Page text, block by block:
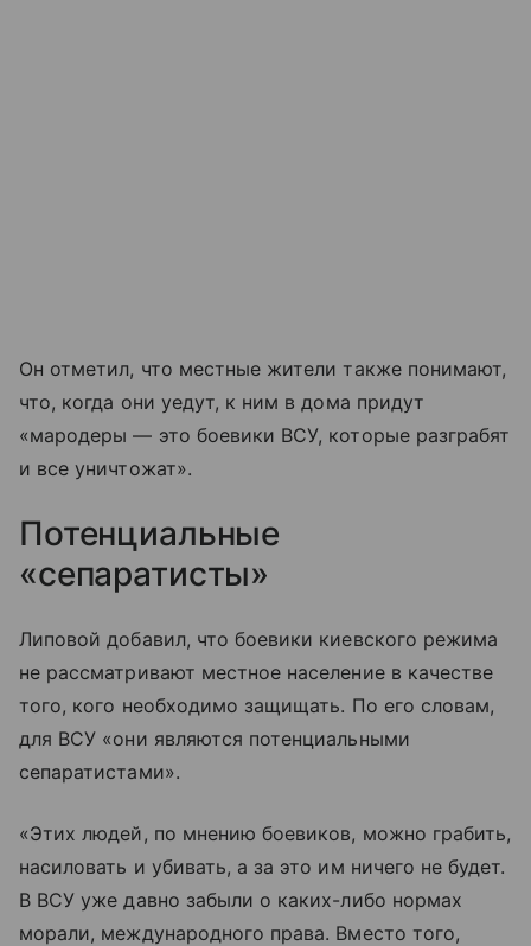
Он отметил, что местные жители также понимают,
что, когда они уедут, к ним в дома придут
«мародеры — это боевики ВСУ, которые разграбят
и все уничтожат».
Потенциальные
«сепаратисты»
Липовой добавил, что боевики киевского режима
не рассматривают местное население в качестве
того, кого необходимо защищать. По его словам,
для ВСУ «они являются потенциальными
сепаратистами».
«Этих людей, по мнению боевиков, можно грабить,
насиловать и убивать, а за это им ничего не будет.
В ВСУ уже давно забыли о каких-либо нормах
морали, международного права. Вместо того,